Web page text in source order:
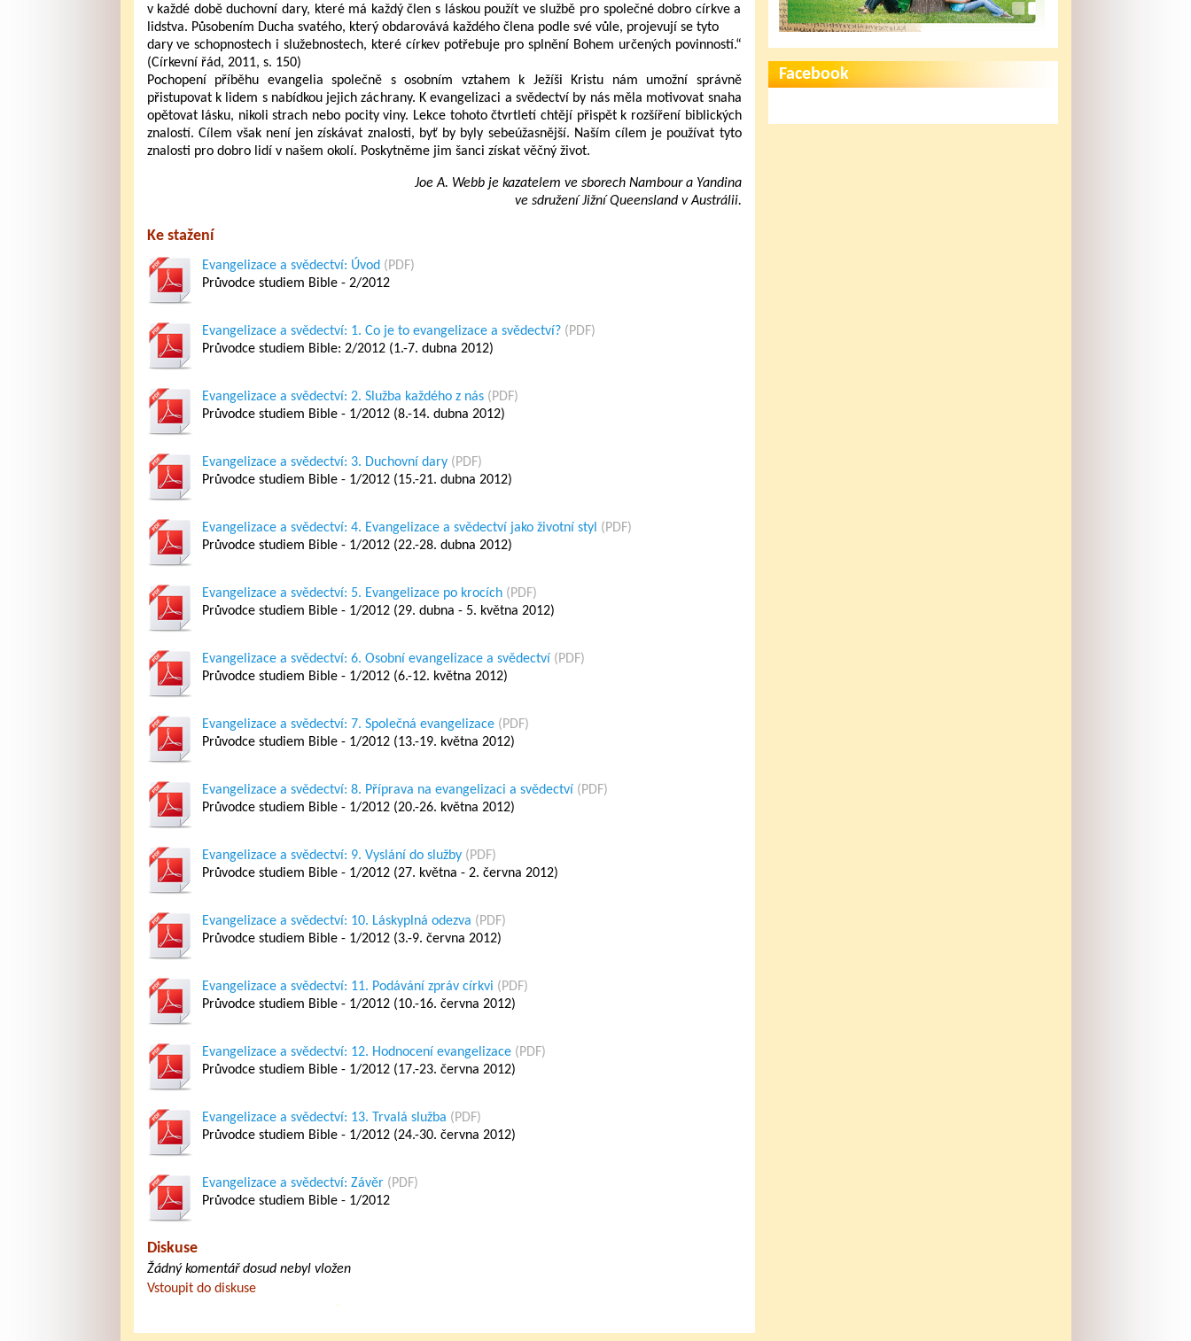
v každé době duchovní dary, které má každý člen s láskou použít ve službě pro společné dobro církve a
lidstva. Působením Ducha svatého, který obdarovává každého člena podle své vůle, projevují se tyto
dary ve schopnostech i služebnostech, které církev potřebuje pro splnění Bohem určených povinností.“
(Církevní řád, 2011, s. 150)
Pochopení příběhu evangelia společně s osobním vztahem k Ježíši Kristu nám umožní správně
přistupovat k lidem s nabídkou jejich záchrany. K evangelizaci a svědectví by nás měla motivovat snaha
opětovat lásku, nikoli strach nebo pocity viny. Lekce tohoto čtvrtletí chtějí přispět k rozšíření biblických
znalostí. Cílem však není jen získávat znalosti, byť by byly sebeúžasnější. Naším cílem je používat tyto
znalosti pro dobro lidí v našem okolí. Poskytněme jim šanci získat věčný život.
Joe A. Webb je kazatelem ve sborech Nambour a Yandina
ve sdružení Jižní Queensland v Austrálii.
Ke stažení
Evangelizace a svědectví: Úvod (PDF)
Průvodce studiem Bible - 2/2012
Evangelizace a svědectví: 1. Co je to evangelizace a svědectví?(PDF)
Průvodce studiem Bible: 2/2012 (1.-7. dubna 2012)
Evangelizace a svědectví: 2. Služba každého z nás(PDF)
Průvodce studiem Bible - 1/2012 (8.-14. dubna 2012)
Evangelizace a svědectví: 3. Duchovní dary(PDF)
Průvodce studiem Bible - 1/2012 (15.-21. dubna 2012)
Evangelizace a svědectví: 4. Evangelizace a svědectví jako životní styl (PDF)
Průvodce studiem Bible - 1/2012 (22.-28. dubna 2012)
Evangelizace a svědectví: 5. Evangelizace po krocích(PDF)
Průvodce studiem Bible - 1/2012 (29. dubna - 5. května 2012)
Evangelizace a svědectví: 6. Osobní evangelizace a svědectví (PDF)
Průvodce studiem Bible - 1/2012 (6.-12. května 2012)
Evangelizace a svědectví: 7. Společná evangelizace(PDF)
Průvodce studiem Bible - 1/2012 (13.-19. května 2012)
Evangelizace a svědectví: 8. Příprava na evangelizaci a svědectví (PDF)
Průvodce studiem Bible - 1/2012 (20.-26. května 2012)
Evangelizace a svědectví: 9. Vyslání do služby(PDF)
Průvodce studiem Bible - 1/2012 (27. května - 2. června 2012)
Evangelizace a svědectví: 10. Láskyplná odezva (PDF)
Průvodce studiem Bible - 1/2012 (3.-9. června 2012)
Evangelizace a svědectví: 11. Podávání zpráv církvi (PDF)
Průvodce studiem Bible - 1/2012 (10.-16. června 2012)
Evangelizace a svědectví: 12. Hodnocení evangelizace(PDF)
Průvodce studiem Bible - 1/2012 (17.-23. června 2012)
Evangelizace a svědectví: 13. Trvalá služba (PDF)
Průvodce studiem Bible - 1/2012 (24.-30. června 2012)
Evangelizace a svědectví: Závěr(PDF)
Průvodce studiem Bible - 1/2012
Diskuse
Žádný komentář dosud nebyl vložen
Vstoupit do diskuse
Facebook